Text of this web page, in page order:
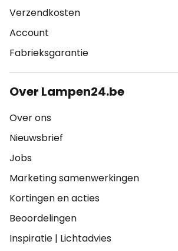
Verzendkosten
Account
Fabrieksgarantie
Over Lampen24.be
Over ons
Nieuwsbrief
Jobs
Marketing samenwerkingen
Kortingen en acties
Beoordelingen
Inspiratie | Lichtadvies